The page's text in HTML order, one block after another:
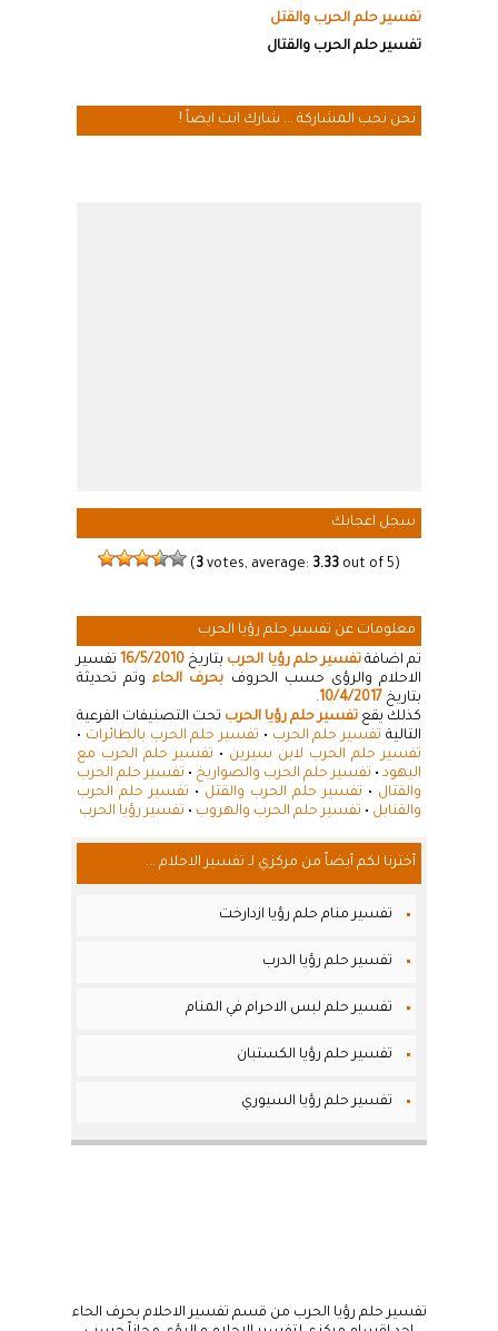
تفسير حلم الحرب والقتل
تفسير حلم الحرب والقتال
نحن نحب المشاركة ... شارك انت ايضاً !
سجل اعجابك
(3 votes, average: 3.33 out of 5)
معلومات عن تفسير حلم رؤيا الحرب
تم اضافةتفسير حلم رؤيا الحرب بتاريخ 16/5/2010 تفسير
الاحلام والرؤى حسب الحروف بحرف الحاءوتم تحديثة
بتاريخ 10/4/2017
.
كذلك يقع تفسير حلم رؤيا الحرب تحت التصنيفات الفرعية
التالية تفسير حلم الحرب • تفسير حلم الحرب بالطائرات •
تفسير حلم الحرب لابن سيرين • تفسير حلم الحرب مع
اليهود • تفسير حلم الحرب والصواريخ • تفسير حلم الحرب
والقتال • تفسير حلم الحرب والقتل • تفسير حلم الحرب
والقنابل • تفسير حلم الحرب والهروب • تفسير رؤيا الحرب
أخترنا لكم أيضاً من مركزي لـ تفسير الاحلام ...
تفسير منام حلم رؤيا ازدارخت
تفسير حلم رؤيا الدرب
تفسير حلم لبس الاحرام في المنام
تفسير حلم رؤيا الكستبان
تفسير حلم رؤيا السيوري
تفسير حلم رؤيا الحرب من قسم تفسير الاحلام بحرف الحاء